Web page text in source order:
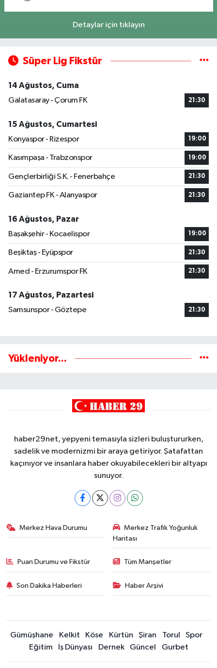
Detaylar için tıklayın
Süper Lig Fikstür
14 Ağustos, Cuma
Galatasaray - Çorum FK
21:30
15 Ağustos, Cumartesi
Konyaspor - Rizespor
19:00
Kasımpaşa - Trabzonspor 19:00
Gençlerbirliği S.K. - Fenerbahçe 21:30
Gaziantep FK - Alanyaspor 21:30
16 Ağustos, Pazar
Başakşehir - Kocaelispor
19:00
Beşiktaş - Eyüpspor 21:30
Amed - Erzurumspor FK 21:30
17 Ağustos, Pazartesi
Samsunspor - Göztepe
21:30
Yükleniyor...
haber29net, yepyeni temasıyla sizleri buluştururken,
sadelik ve modernizmi bir araya getiriyor. Şatafattan
kaçınıyor ve insanlara haber okuyabilecekleri bir altyapı
sunuyor.
Merkez Hava Durumu
Merkez Trafik Yoğunluk
Haritası
Puan Durumu ve Fikstür Tüm Manşetler
Son Dakika Haberleri Haber Arşivi
Gümüşhane Kelkit Köse Kürtün Şiran Torul
Spor
Eğitim
İş Dünyası Dernek Güncel Gurbet